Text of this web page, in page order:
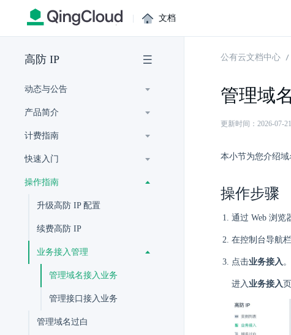
| 文档
高防 IP
动态与公告
产品简介
计费指南
快速入门
操作指南
升级高防 IP 配置
续费高防 IP
业务接入管理
管理域名接入业务
管理接口接入业务
管理域名过白
公有云文档中心
管理域
更新时间：2026-07-
本小节为您介绍
操作步骤
通过 Web 浏览
在控制台导航
点击业务接入。
进入业务接入